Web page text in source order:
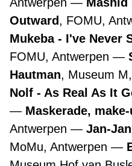
Outward, FOMU,
Mukeba - I've Never
FOMU, Antwerpen
Hautman, Museum
Nolf - As Real As It
Maskerade,
Antwerpen
Jan-
MoMu, Antwerpen